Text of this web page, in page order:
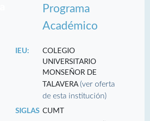
Programa
Académico
IEU:
COLEGIO
UNIVERSITARIO
MONSEÑOR DE
TALAVERA(ver oferta
de esta institución)
SIGLAS CUMT